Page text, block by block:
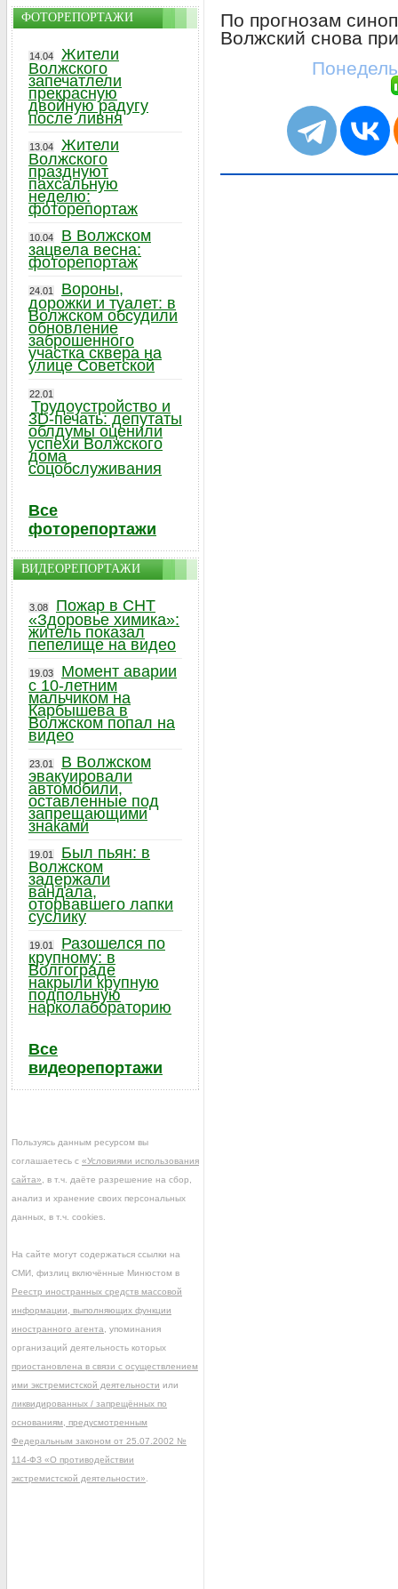
По прогнозам
Волжский снова
ФОТОРЕПОРТАЖИ
14.04
Жители
Волжского
запечатлели
прекрасную
двойную радугу
после ливня
13.04
Жители
Волжского
празднуют
пахсальную
неделю:
фоторепортаж
10.04
В Волжском
зацвела весна:
фоторепортаж
24.01
Вороны,
дорожки и туалет: в
Волжском обсудили
обновление
заброшенного
участка сквера на
улице Советской
22.01
Трудоустройство и
3D-печать: депутаты
облдумы оценили
успехи Волжского
дома
соцобслуживания
Все
фоторепортажи
ВИДЕОРЕПОРТАЖИ
3.08
Пожар в СНТ
«Здоровье химика»:
житель показал
пепелище на видео
19.03
Момент аварии
с 10-летним
мальчиком на
Карбышева в
Волжском попал на
видео
23.01
В Волжском
эвакуировали
автомобили,
оставленные под
запрещающими
знаками
19.01
Был пьян: в
Волжском
задержали
вандала,
оторвавшего лапки
суслику
19.01
Разошелся по
крупному: в
Волгограде
накрыли крупную
подпольную
нарколабораторию
Все
видеорепортажи
Пользуясь данным ресурсом вы
соглашаетесь с «Условиями использования
сайта» , в т.ч. даёте разрешение на сбор,
анализ и хранение своих персональных
данных, в т.ч. cookies.
На сайте могут содержаться ссылки на
СМИ, физлиц включённые Минюстом в
Реестр иностранных средств массовой
информации, выполняющих функции
иностранного агента , упоминания
организаций деятельность которых
приостановлена в связи с осуществлением
ими экстремистской деятельности или
ликвидированных / запрещённых по
основаниям, предусмотренным
Федеральным законом от 25.07.2002 №
114-ФЗ «О противодействии
экстремистской деятельности»